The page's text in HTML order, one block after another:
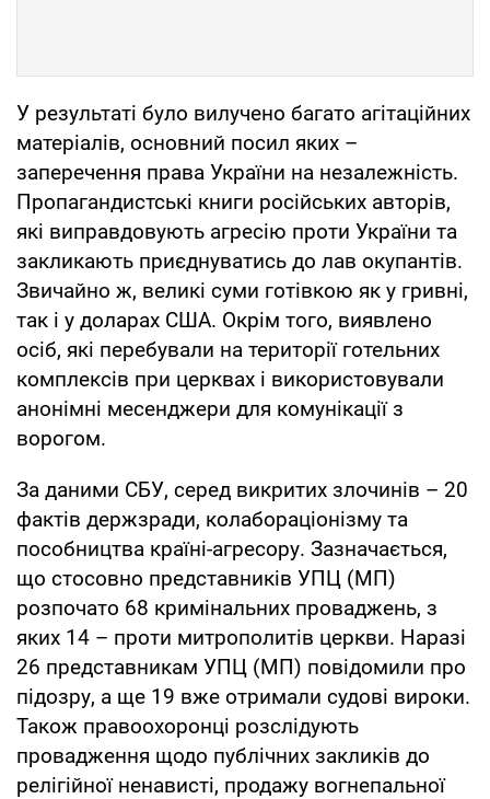
У результаті було вилучено багато агітаційних
матеріалів, основний посил яких –
заперечення права України на незалежність.
Пропагандистські книги російських авторів,
які виправдовують агресію проти України та
закликають приєднуватись до лав окупантів.
Звичайно ж, великі суми готівкою як у гривні,
так і у доларах США. Окрім того, виявлено
осіб, які перебували на території готельних
комплексів при церквах і використовували
анонімні месенджери для комунікації з
ворогом.
За даними СБУ, серед викритих злочинів – 20
фактів держзради, колабораціонізму та
пособництва країні-агресору. Зазначається,
що стосовно представників УПЦ (МП)
розпочато 68 кримінальних проваджень, з
яких 14 – проти митрополитів церкви. Наразі
26 представникам УПЦ (МП) повідомили про
підозру, а ще 19 вже отримали судові вироки.
Також правоохоронці розслідують
провадження щодо публічних закликів до
релігійної ненависті, продажу вогнепальної